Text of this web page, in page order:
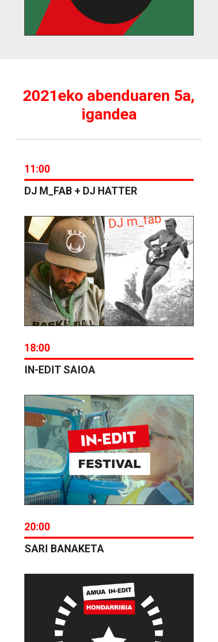
2021eko abenduaren 5a,
igandea
11:00
DJ M_FAB + DJ HATTER
18:00
IN-EDIT SAIOA
20:00
SARI BANAKETA